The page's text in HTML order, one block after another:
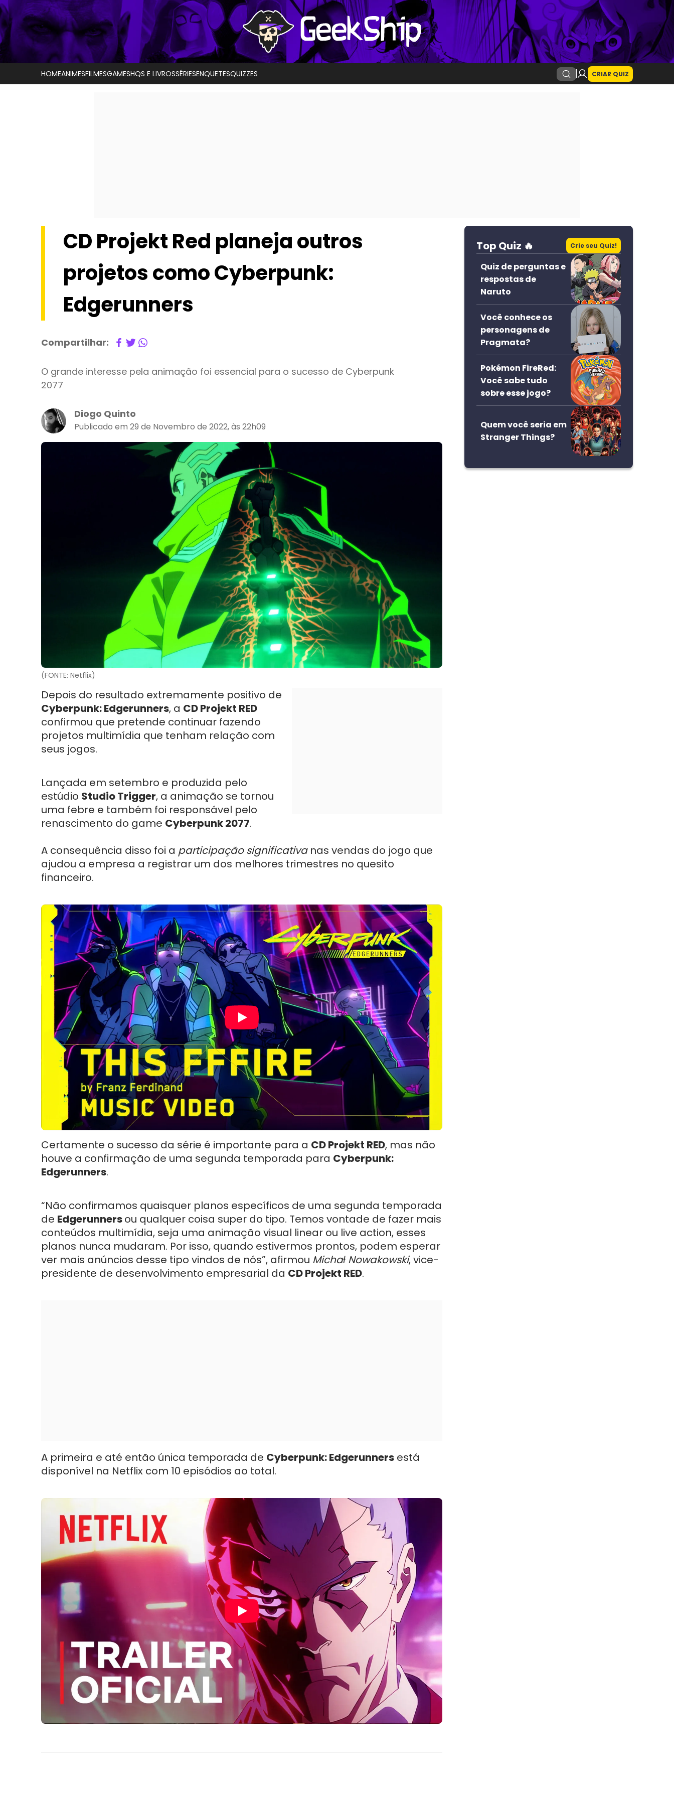
HOMEANIMESFILMESGAMESHQS E LIVROSSÉRIESENQUETESQUIZZES CRIAR QUIZ
CD Projekt Red planeja outros
projetos como Cyberpunk:
Edgerunners
Compartilhar:
O grande interesse pela animação foi essencial para o sucesso de Cyberpunk
2077
Diogo Quinto
Publicado em 29 de Novembro de 2022, às 22h09
(FONTE: Netflix)
Depois do resultado extremamente positivo de
Cyberpunk: Edgerunners, a CD Projekt RED
confirmou que pretende continuar fazendo
projetos multimídia que tenham relação com
seus jogos.
Lançada em setembro e produzida pelo
estúdio Studio Trigger, a animação se tornou
uma febre e também foi responsável pelo
renascimento do game Cyberpunk 2077.
A consequência disso foi a participação significativanas vendas do jogo que
ajudou a empresa a registrar um dos melhores trimestres no quesito
financeiro.
Certamente o sucesso da série é importante para a CD Projekt RED, mas não
houve a confirmação de uma segunda temporada para Cyberpunk:
Edgerunners.
“Não confirmamos quaisquer planos específicos de uma segunda temporada
de Edgerunnersou qualquer coisa super do tipo. Temos vontade de fazer mais
conteúdos multimídia, seja uma animação visual linear ou live action, esses
planos nunca mudaram. Por isso, quando estivermos prontos, podem esperar
ver mais anúncios desse tipo vindos de nós”, afirmou Michał Nowakowski, vice-
presidente de desenvolvimento empresarial da CD Projekt RED.
A primeira e até então única temporada de Cyberpunk: Edgerunners está
disponível na Netflix com 10 episódios ao total.
Top Quiz 🔥 Crie seu Quiz!
Quiz de perguntas e
respostas de
Naruto
Você conhece os
personagens de
Pragmata?
Pokémon FireRed:
Você sabe tudo
sobre esse jogo?
Quem você seria em
Stranger Things?